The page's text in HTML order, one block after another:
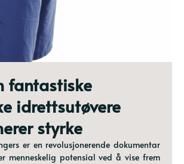
fantastiske
idrettsutøvere
styrke
er en revolusjonerende dokumentar
menneskelig potensial ved å vise frem